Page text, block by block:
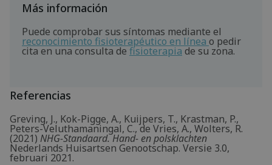
Más información
Puede comprobar sus síntomas mediante el
reconocimiento fisioterapéutico en línea o pedir
cita en una consulta de fisioterapia de su zona.
Referencias
Greving, J., Kok-Pigge, A., Kuijpers, T., Krastman, P.,
Peters-Veluthamaningal, C., de Vries, A., Wolters, R.
(2021) NHG-Standaard. Hand- en polsklachten
Nederlands Huisartsen Genootschap. Versie 3.0,
februari 2021.